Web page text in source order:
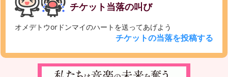
チケット当落の叫び
オメデトウorドンマイのハートを送ってあげよう
チケットの当落を投稿する